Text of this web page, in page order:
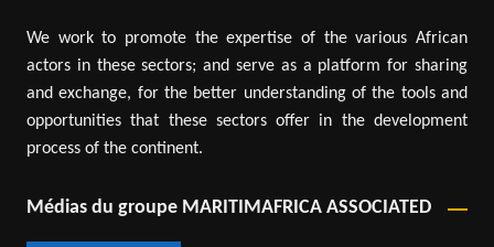
We work to promote the expertise of the various African
actors in these sectors; and serve as a platform for sharing
and exchange, for the better understanding of the tools and
opportunities that these sectors offer in the development
process of the continent.
Médias du groupe MARITIMAFRICA ASSOCIATED